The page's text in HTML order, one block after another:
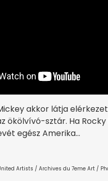
akkor látja
ökölvívó-sztár. Ha
egész Amerika…
Artists / Archives du 7eme Art /